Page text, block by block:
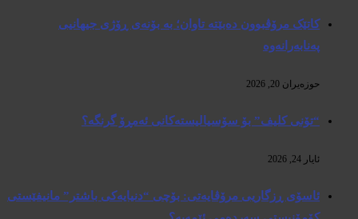
کاتێک مرۆڤبوون دەبێتە تاوان؛ بە بۆنەی ڕۆژی جیهانیی
پەنابەرانەوە
حوزه‌یران 20, 2026
“تۆنی کلیف” بۆ سۆسیالیستەکانی ئەمڕۆ گرنگە؟
ئایار 24, 2026
ئاسۆی ڕزگاریی مرۆڤایەتی: بۆچی “دنیایەکی باشتر” مانیفێستی